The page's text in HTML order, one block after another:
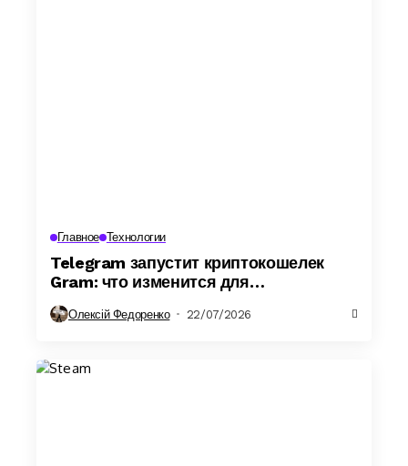
Главное Технологии
Telegram запустит криптокошелек
Gram: что изменится для
пользователей мессенджера
Олексій Федоренко 22/07/2026